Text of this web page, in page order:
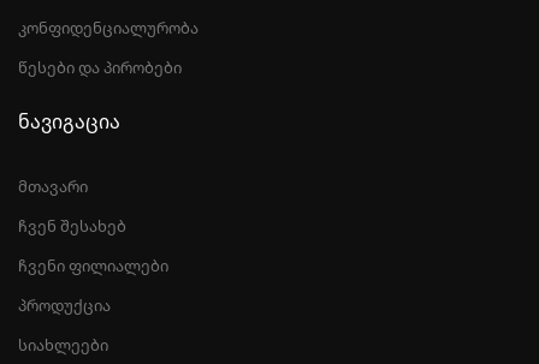
კონფიდენციალურობა
წესები და პირობები
ნავიგაცია
მთავარი
ჩვენ შესახებ
ჩვენი ფილიალები
პროდუქცია
სიახლეები